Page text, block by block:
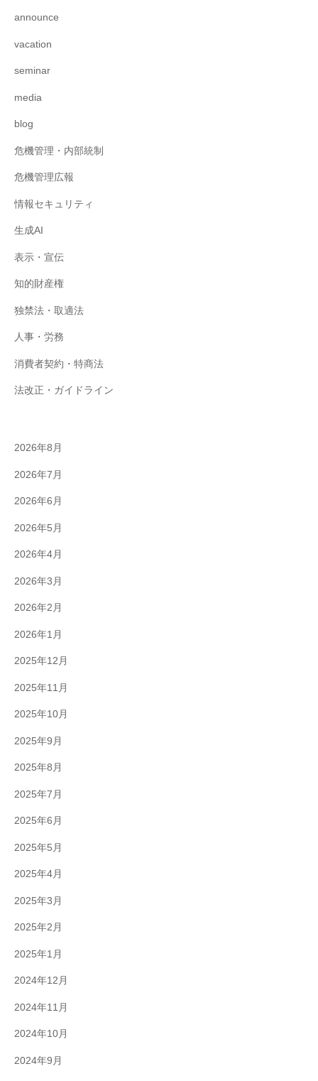
announce
vacation
seminar
media
blog
危機管理・内部統制
危機管理広報
情報セキュリティ
生成AI
表示・宣伝
知的財産権
独禁法・取適法
人事・労務
消費者契約・特商法
法改正・ガイドライン
2026年8月
2026年7月
2026年6月
2026年5月
2026年4月
2026年3月
2026年2月
2026年1月
2025年12月
2025年11月
2025年10月
2025年9月
2025年8月
2025年7月
2025年6月
2025年5月
2025年4月
2025年3月
2025年2月
2025年1月
2024年12月
2024年11月
2024年10月
2024年9月